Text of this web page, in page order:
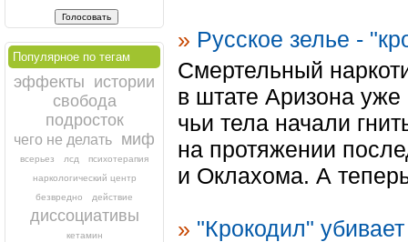
Популярное по тегам
эффекты истории
свобода
подросток
чего не делать миф
всерьез лсд
психотерапия
наркологический центр
безвредно
действие
диссоциативы
кетамин
» Русское зелье -
Смертельный
в штате Аризона
чьи тела начали
на протяжении
и Оклахома. А
» "Крокодил"